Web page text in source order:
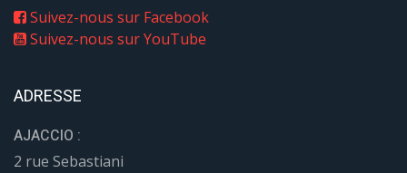
Suivez-nous sur Facebook
Suivez-nous sur YouTube
ADRESSE
AJACCIO :
2 rue Sebastiani